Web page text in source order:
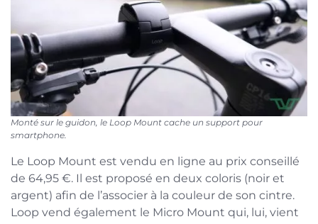
Monté sur le guidon, le Loop Mount cache un support pour
smartphone.
Le Loop Mount est vendu en ligne au prix conseillé
de 64,95 €. Il est proposé en deux coloris (noir et
argent) afin de l’associer à la couleur de son cintre.
Loop vend également le Micro Mount qui, lui, vient